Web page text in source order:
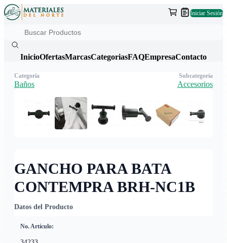
Iniciar Sesión
InicioOfertasMarcasCategoriasFAQEmpresaContacto
GANCHO PARA BATA
CONTEMPRA BRH-NC1B
Datos del Producto
No. Artículo:
Categoría
Baños
Subcategoría
Accesorios